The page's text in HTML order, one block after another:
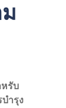
รับ
ำรุง